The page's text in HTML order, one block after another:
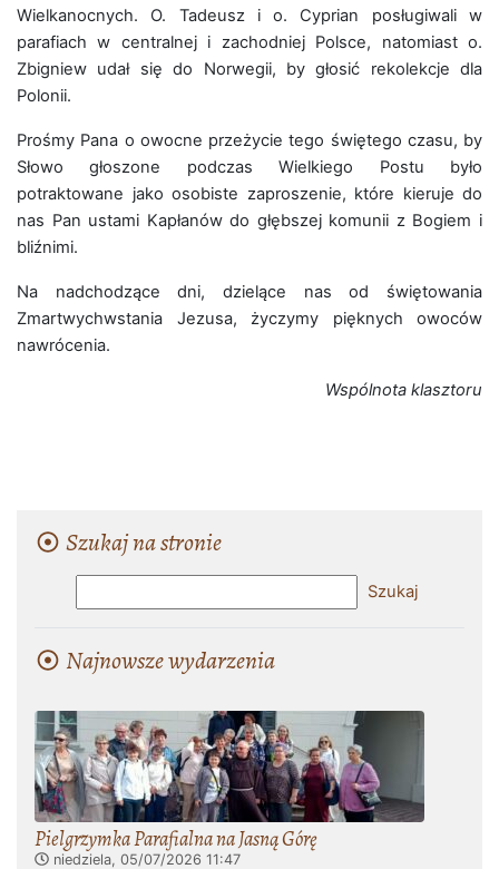
Wielkanocnych. O. Tadeusz i o. Cyprian posługiwali w
parafiach w centralnej i zachodniej Polsce, natomiast o.
Zbigniew udał się do Norwegii, by głosić rekolekcje dla
Polonii.
Prośmy Pana o owocne przeżycie tego świętego czasu, by
Słowo głoszone podczas Wielkiego Postu było
potraktowane jako osobiste zaproszenie, które kieruje do
nas Pan ustami Kapłanów do głębszej komunii z Bogiem i
bliźnimi.
Na nadchodzące dni, dzielące nas od świętowania
Zmartwychwstania Jezusa, życzymy pięknych owoców
nawrócenia.
Wspólnota klasztoru
Szukaj na stronie
Najnowsze wydarzenia
Pielgrzymka Parafialna na Jasną Górę
niedziela, 05/07/2026 11:47